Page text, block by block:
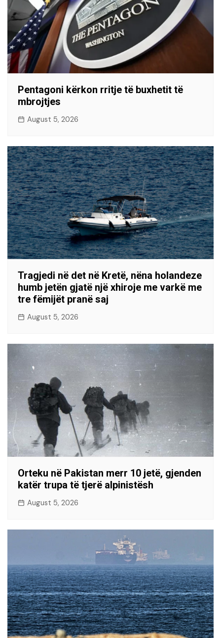
Pentagoni kërkon rritje të buxhetit të
mbrojtjes
August 5, 2026
Tragjedi në det në Kretë, nëna holandeze
humb jetën gjatë një xhiroje me varkë me
tre fëmijët pranë saj
August 5, 2026
Orteku në Pakistan merr 10 jetë, gjenden
katër trupa të tjerë alpinistësh
August 5, 2026